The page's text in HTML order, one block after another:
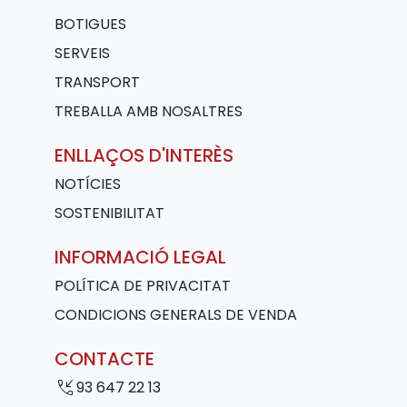
BOTIGUES
SERVEIS
TRANSPORT
TREBALLA AMB NOSALTRES
ENLLAÇOS D'INTERÈS
NOTÍCIES
SOSTENIBILITAT
INFORMACIÓ LEGAL
POLÍTICA DE PRIVACITAT
CONDICIONS GENERALS DE VENDA
CONTACTE
phone_callback93 647 22 13